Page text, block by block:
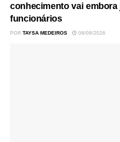
conhecimento vai
funcionários
POR TAYSA MEDEIROS 08/08/2026